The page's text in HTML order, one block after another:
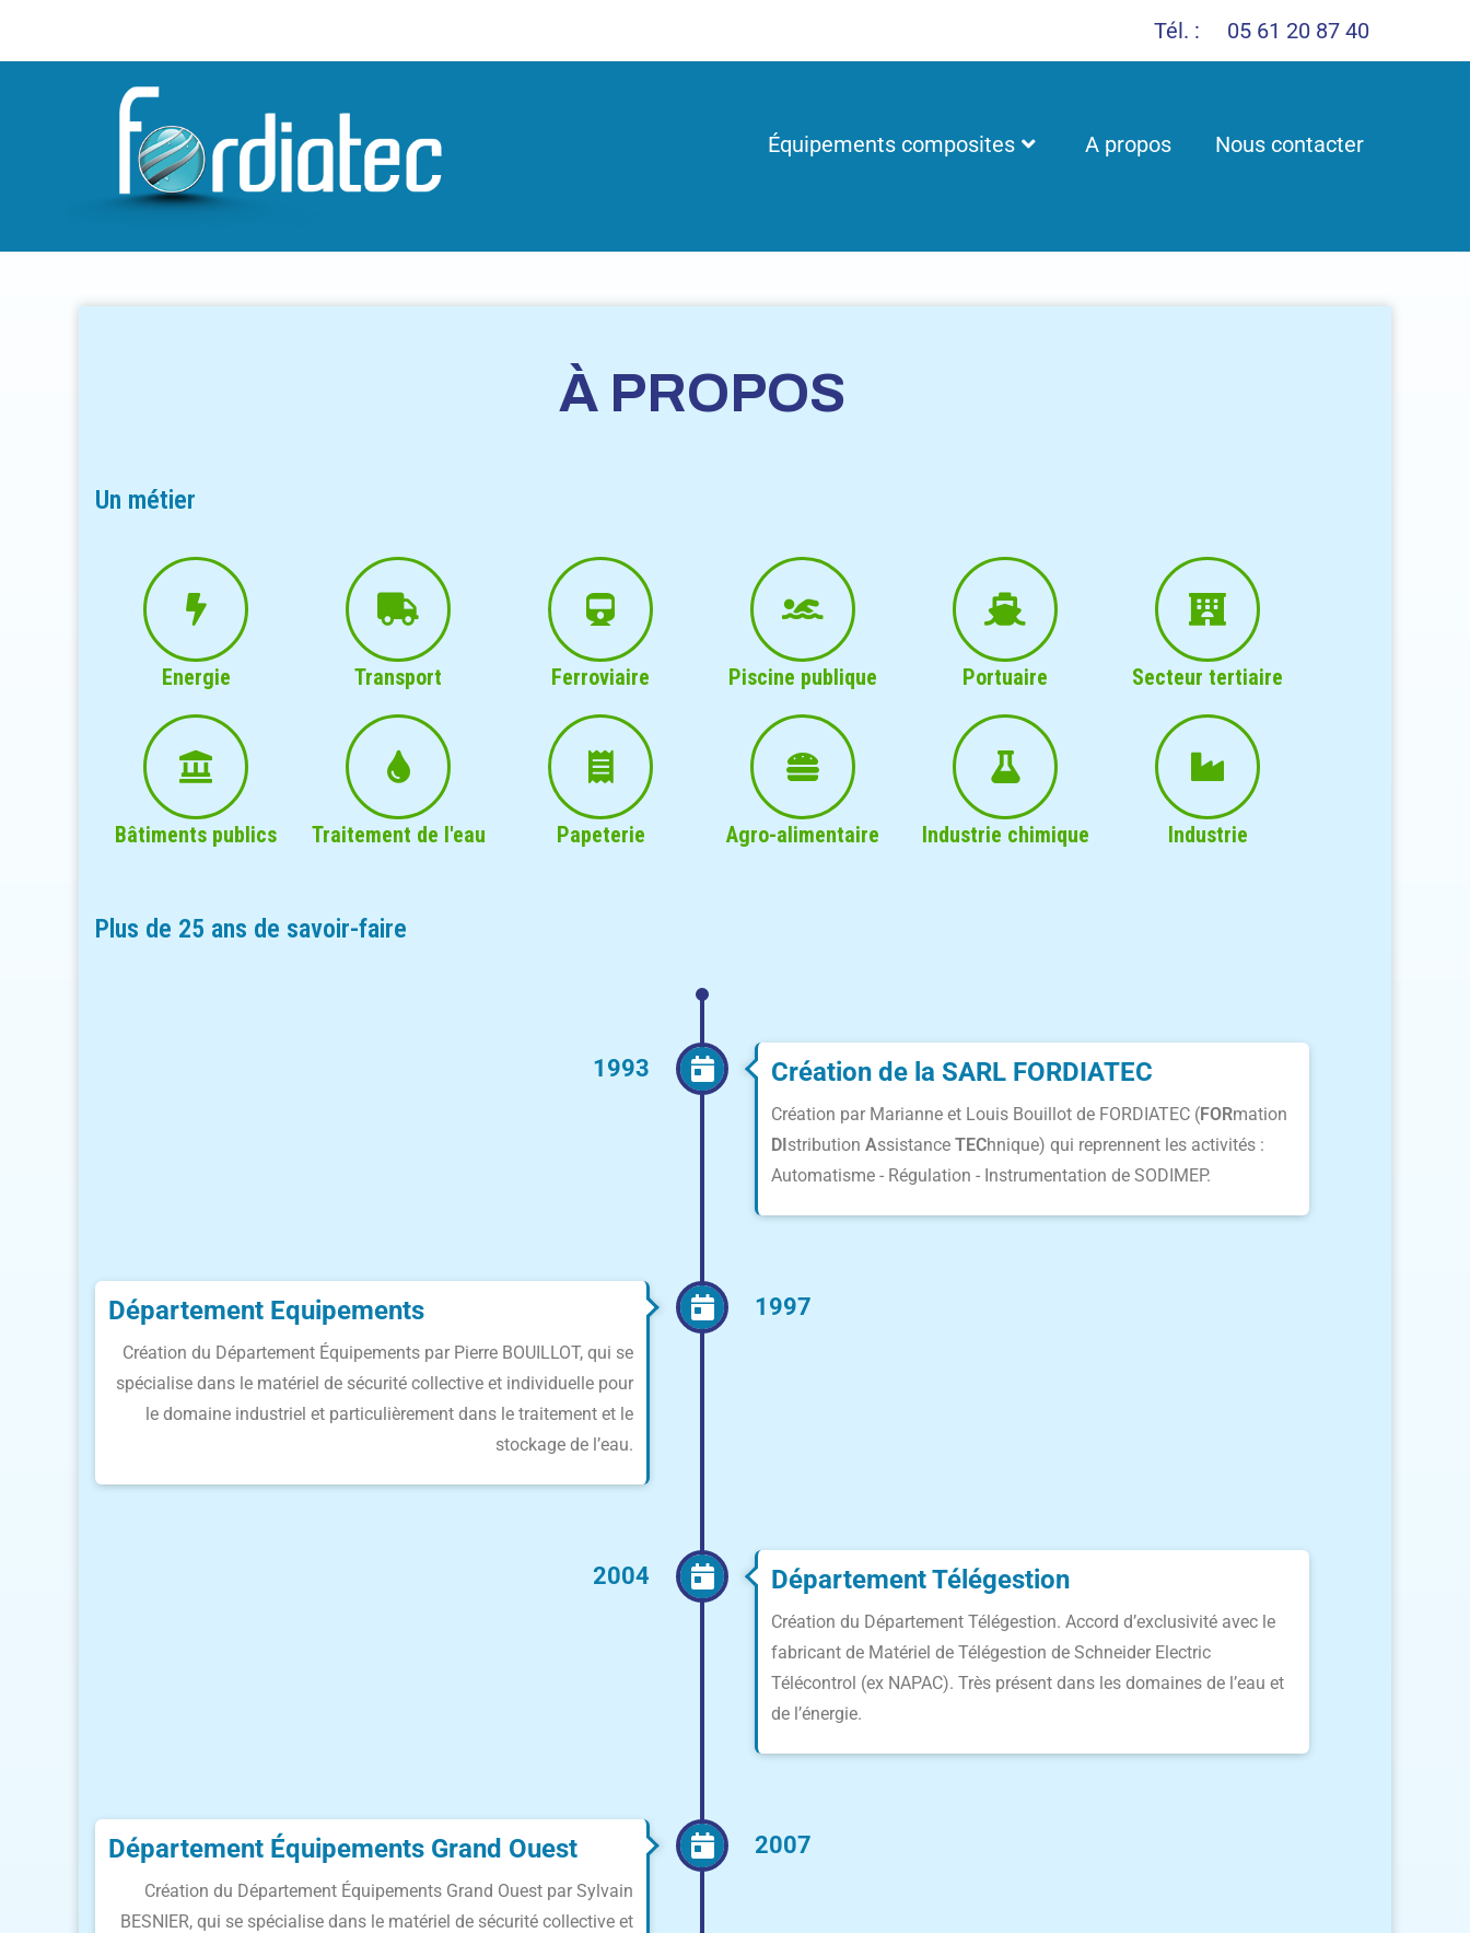
Tél. : 05 61 20 87 40
Équipements composites A propos Nous contacter
À PROPOS
Un métier
Energie Transport Ferroviaire Piscine publique Portuaire Secteur tertiaire
Bâtiments publics Traitement de l'eau Papeterie Agro-alimentaire Industrie chimique Industrie
Plus de 25 ans de savoir-faire
1993 Création de la SARL FORDIATEC
Création par Marianne et Louis Bouillot de FORDIATEC (FORmation
DIstribution Assistance TEChnique) qui reprennent les activités :
Automatisme - Régulation - Instrumentation de SODIMEP.
1997
Département Equipements
Création du Département Équipements par Pierre BOUILLOT, qui se
spécialise dans le matériel de sécurité collective et individuelle pour
le domaine industriel et particulièrement dans le traitement et le
stockage de l’eau.
2004 Département Télégestion
Création du Département Télégestion. Accord d’exclusivité avec le
fabricant de Matériel de Télégestion de Schneider Electric
Télécontrol (ex NAPAC). Très présent dans les domaines de l’eau et
de l’énergie.
2007
Département Équipements Grand Ouest
Création du Département Équipements Grand Ouest par Sylvain
BESNIER, qui se spécialise dans le matériel de sécurité collective et